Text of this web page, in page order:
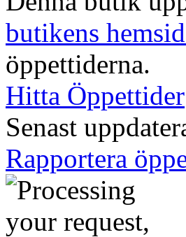
butikens
öppettiderna.
Hitta Öppettider
Senast
Rapportera